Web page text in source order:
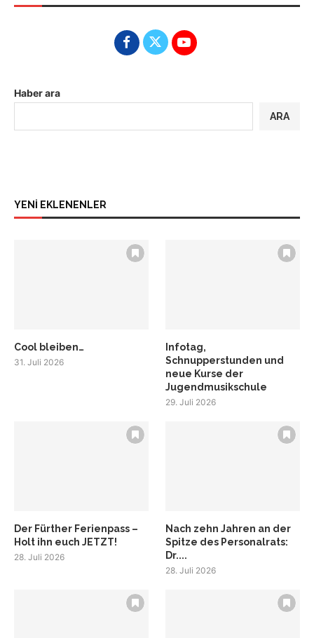
Haber ara
ARA
YENİ EKLENENLER
Cool bleiben…
31. Juli 2026
Infotag,
Schnupperstunden und
neue Kurse der
Jugendmusikschule
29. Juli 2026
Der Fürther Ferienpass –
Holt ihn euch JETZT!
28. Juli 2026
Nach zehn Jahren an der
Spitze des Personalrats:
Dr....
28. Juli 2026